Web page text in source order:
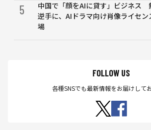
5
中国で「顔をAIに貸す」ビジネス
逆手に、AIドラマ向け肖像ライセン
場
FOLLOW US
各種SNSでも最新情報をお届けして